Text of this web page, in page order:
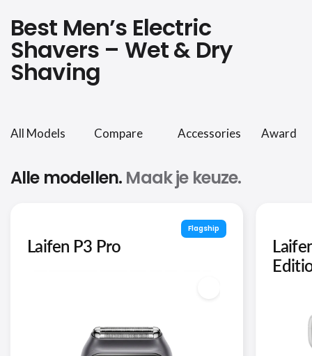
Best Men’s Electric
Shavers – Wet & Dry
Shaving
All Models Compare Accessories Award
Alle modellen. Maak je keuze.
Flagship
Laifen P3 Pro